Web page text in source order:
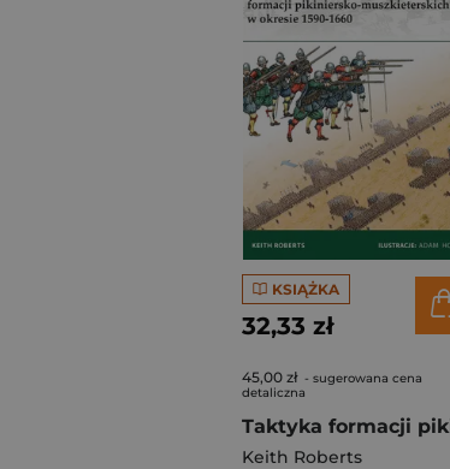
KSIĄŻKA
32,33 zł
45,00 zł - sugerowana cena
detaliczna
Keith Roberts